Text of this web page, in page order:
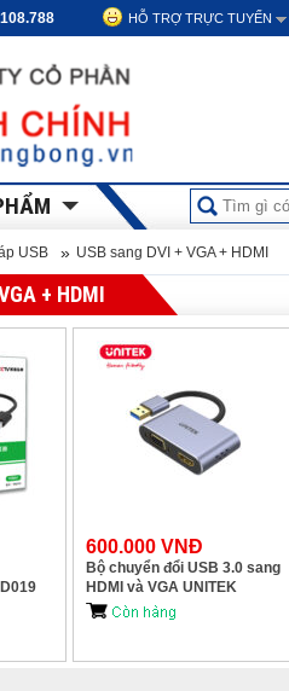
HỖ TRỢ TRỰC TUYẾN
USB » USB sang DVI + VGA + HDMI
+ HDMI
600.000 VNĐ
Bộ chuyển đổi USB 3.0 sang
HDMI và VGA UNITEK
V1304A